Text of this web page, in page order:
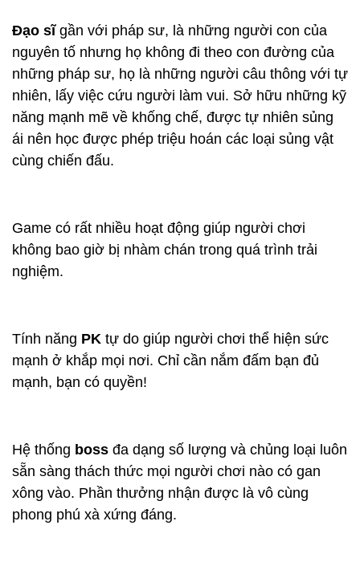
Đạo sĩgần với pháp sư, là những người con của
nguyên tố nhưng họ không đi theo con đường của
những pháp sư, họ là những người câu thông với tự
nhiên, lấy việc cứu người làm vui. Sở hữu những kỹ
năng mạnh mẽ về khống chế, được tự nhiên sủng
ái nên học được phép triệu hoán các loại sủng vật
cùng chiến đấu.
Game có rất nhiều hoạt động giúp người chơi
không bao giờ bị nhàm chán trong quá trình trải
nghiệm.
Tính năng PK tự do giúp người chơi thể hiện sức
mạnh ở khắp mọi nơi. Chỉ cần nắm đấm bạn đủ
mạnh, bạn có quyền!
Hệ thống boss đa dạng số lượng và chủng loại luôn
sẵn sàng thách thức mọi người chơi nào có gan
xông vào. Phần thưởng nhận được là vô cùng
phong phú xà xứng đáng.